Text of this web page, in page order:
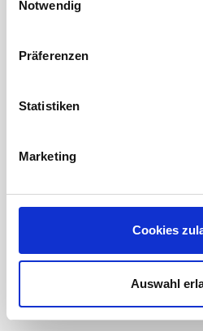
Notwendig
Präferenzen
Statistiken
Marketing
Cookies
Auswahl
Kategorien
LUFTHEIZUNG FILTER
FILTERMATTEN / TÜCHER
TASCHENFILTER